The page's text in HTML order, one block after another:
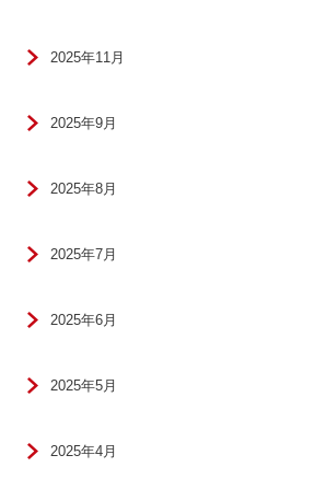
2025年11月
2025年9月
2025年8月
2025年7月
2025年6月
2025年5月
2025年4月